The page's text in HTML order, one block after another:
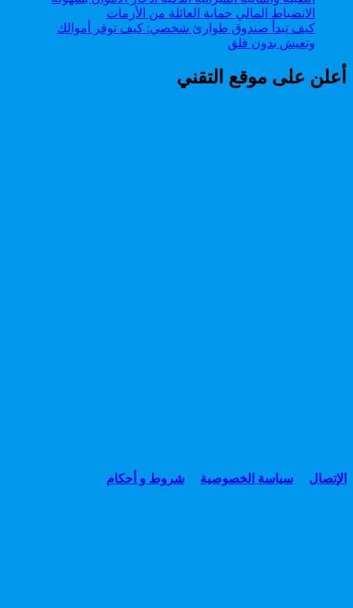
كيف تبدأ صندوق طوارئ شخصي: كيف توفر أموالك
وتعيش بدون قلق
أعلن على موقع التقني
الإتصال سياسة الخصوصية شروط و أحكام